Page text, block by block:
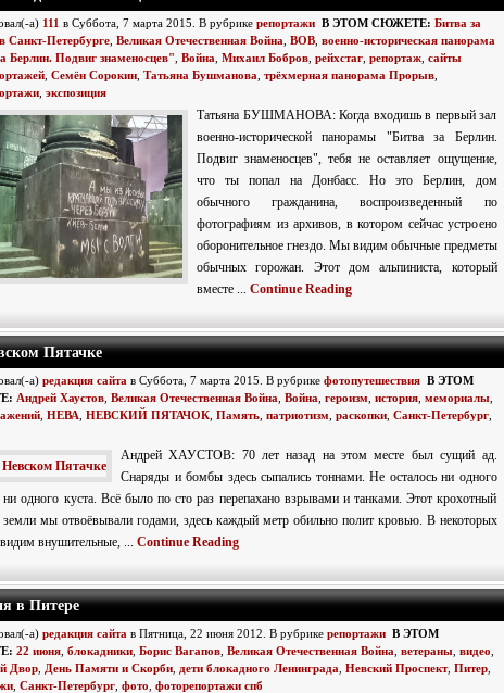
а) 111 в Суббота, 7 марта 2015. В рубрике репортажи В ЭТОМ СЮЖЕТЕ: Битва за
в Санкт-Петербурге Великая Отечественная Война ВОВ военно-историческая панорама
Берлин. Подвиг знаменосцев" Война Михаил Бобров рейхстаг репортаж сайты
Семён Сорокин Татьяна Бушманова трёхмерная панорама Прорыв
экспозиция
Татьяна БУШМАНОВА: Когда входишь в первый зал
военно-исторической панорамы "Битва за Берлин.
Подвиг знаменосцев", тебя не оставляет ощущение,
что ты попал на Донбасс. Но это Берлин, дом
обычного гражданина, воспроизведенный по
фотографиям из архивов, в котором сейчас устроено
оборонительное гнездо. Мы видим обычные предметы
обычных горожан. Этот дом альпиниста, который
вместе ... Continue Reading
Пятачке
а) редакция сайта в Суббота, 7 марта 2015. В рубрике фотопутешествия В ЭТОМ
Андрей Хаустов Великая Отечественная Война Война героизм история мемориалы
НЕВА НЕВСКИЙ ПЯТАЧОК Память патриотизм раскопки Санкт-Петербург
Андрей ХАУСТОВ: 70 лет назад на этом месте был сущий ад.
Снаряды и бомбы здесь сыпались тоннами. Не осталось ни одного
ни одного куста. Всё было по сто раз перепахано взрывами и танками. Этот крохотный
земли мы отвоёвывали годами, здесь каждый метр обильно полит кровью. В некоторых
внушительные, ... Continue Reading
в Питере
а) редакция сайта в Пятница, 22 июня 2012. В рубрике репортажи В ЭТОМ
22 июня блокадники Борис Вагапов Великая Отечественная Война ветераны видео
Двор День Памяти и Скорби дети блокадного Ленинграда Невский Проспект, Питер
Санкт-Петербург фото фоторепортажи спб